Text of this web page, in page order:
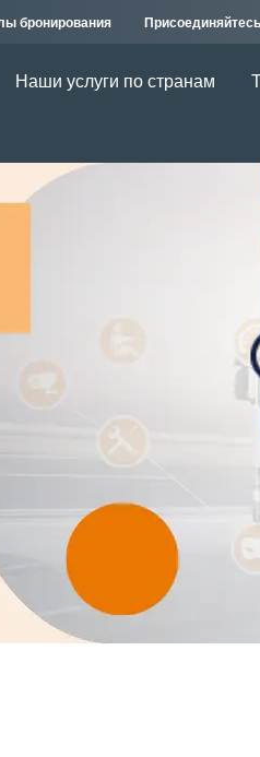
бронирования
Наши услуги по странам